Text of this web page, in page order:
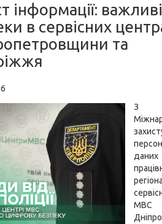
інформації:
в сервісних
та
З